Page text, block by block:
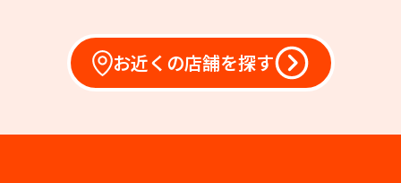
お近くの店舗を探す